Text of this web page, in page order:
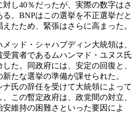
対し40％だったが、実際の数字はさ
。BNPはこの選挙を不正選挙だと
たため、緊張はさらに高まった。
ッド・シャハブディン大統領は、
受賞者であるムハンマド・ユヌス氏
た。同政府には、安定の回復と、
たな選挙の準備が課せられた。
氏の辞任を受けて大統領によって
この暫定政府は、政党間の対立、
維持の困難さといった要因によ